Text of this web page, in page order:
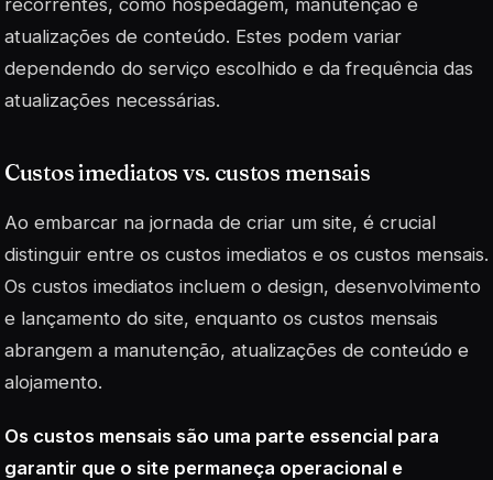
atualizações de conteúdo. Estes podem variar
dependendo do serviço escolhido e da frequência das
atualizações necessárias.
Custos imediatos vs. custos mensais
Ao embarcar na jornada de criar um site, é crucial
distinguir entre os custos imediatos e os custos mensais.
Os custos imediatos incluem o design, desenvolvimento
e lançamento do site, enquanto os custos mensais
abrangem a manutenção, atualizações de conteúdo e
alojamento.
Os custos mensais são uma parte essencial para
garantir que o site permaneça operacional e